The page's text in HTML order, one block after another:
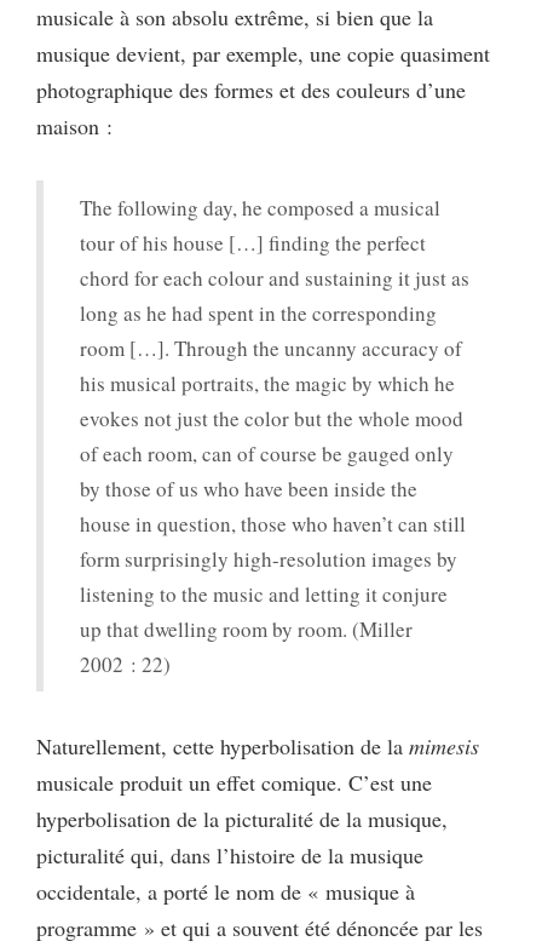
musicale à son absolu extrême, si bien que la
musique devient, par exemple, une copie quasiment
photographique des formes et des couleurs d’une
maison :
The following day, he composed a musical
tour of his house […] finding the perfect
chord for each colour and sustaining it just as
long as he had spent in the corresponding
room […]. Through the uncanny accuracy of
his musical portraits, the magic by which he
evokes not just the color but the whole mood
of each room, can of course be gauged only
by those of us who have been inside the
house in question, those who haven’t can still
form surprisingly high-resolution images by
listening to the music and letting it conjure
up that dwelling room by room. (Miller
2002 : 22)
Naturellement, cette hyperbolisation de la mimesis
musicale produit un effet comique. C’est une
hyperbolisation de la picturalité de la musique,
picturalité qui, dans l’histoire de la musique
occidentale, a porté le nom de « musique à
programme » et qui a souvent été dénoncée par les